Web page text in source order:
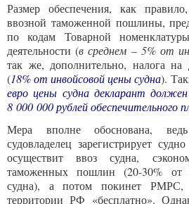
Размер обеспечения, как
ввозной таможенной пошлины,
по кодам Товарной
деятельности (в среднем – 5% от
так же, дополнительно, налога на
(18% от инвойсовой цены судна).
евро цены судна декларант
8 000 000 рублей обеспечительного
Мера вполне обоснована,
судовладелец зарегистрирует
осуществит ввоз судна,
таможенных пошлин (20-30% от
судна), а потом покинет РМРС,
территории РФ «бесплатно».